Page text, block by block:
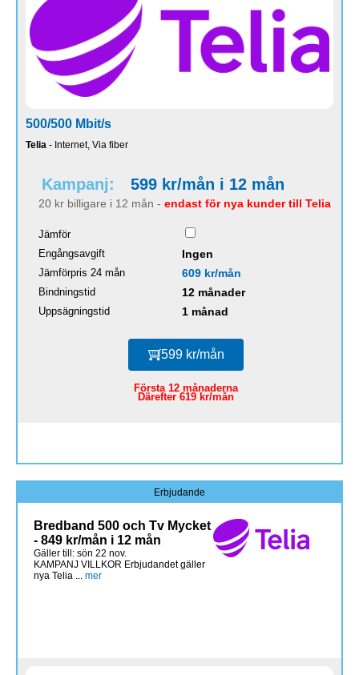
500/500 Mbit/s
Telia - Internet, Via fiber
Kampanj: 599 kr/mån i 12 mån
20 kr billigare i 12 mån - endast för nya kunder till Telia
Jämför
Engångsavgift
Ingen
Jämförpris 24 mån 609 kr/mån
Bindningstid 12 månader
Uppsägningstid 1 månad
599 kr/mån
Första 12 månaderna
Därefter 619 kr/mån
Erbjudande
Bredband 500 och Tv Mycket
- 849 kr/mån i 12 mån
Gäller till: sön 22 nov.
KAMPANJ VILLKOR Erbjudandet gäller
nya Telia ... mer